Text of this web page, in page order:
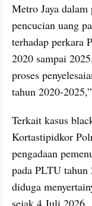
Metro Jaya dalam
pencucian uang
terhadap perkara
2020 sampai
proses
tahun 2020-
Terkait kasus
Kortastipidkor
pengadaan
pada PLTU tahun
diduga
sejak 4 Juli 2026.